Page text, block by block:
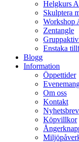
Helgkurs
Skulptera
Workshop
Zentangle
Enstaka
Blogg
Information
Öppettider
Om oss
Kontakt
Nyhetsbrev
Köpvillkor